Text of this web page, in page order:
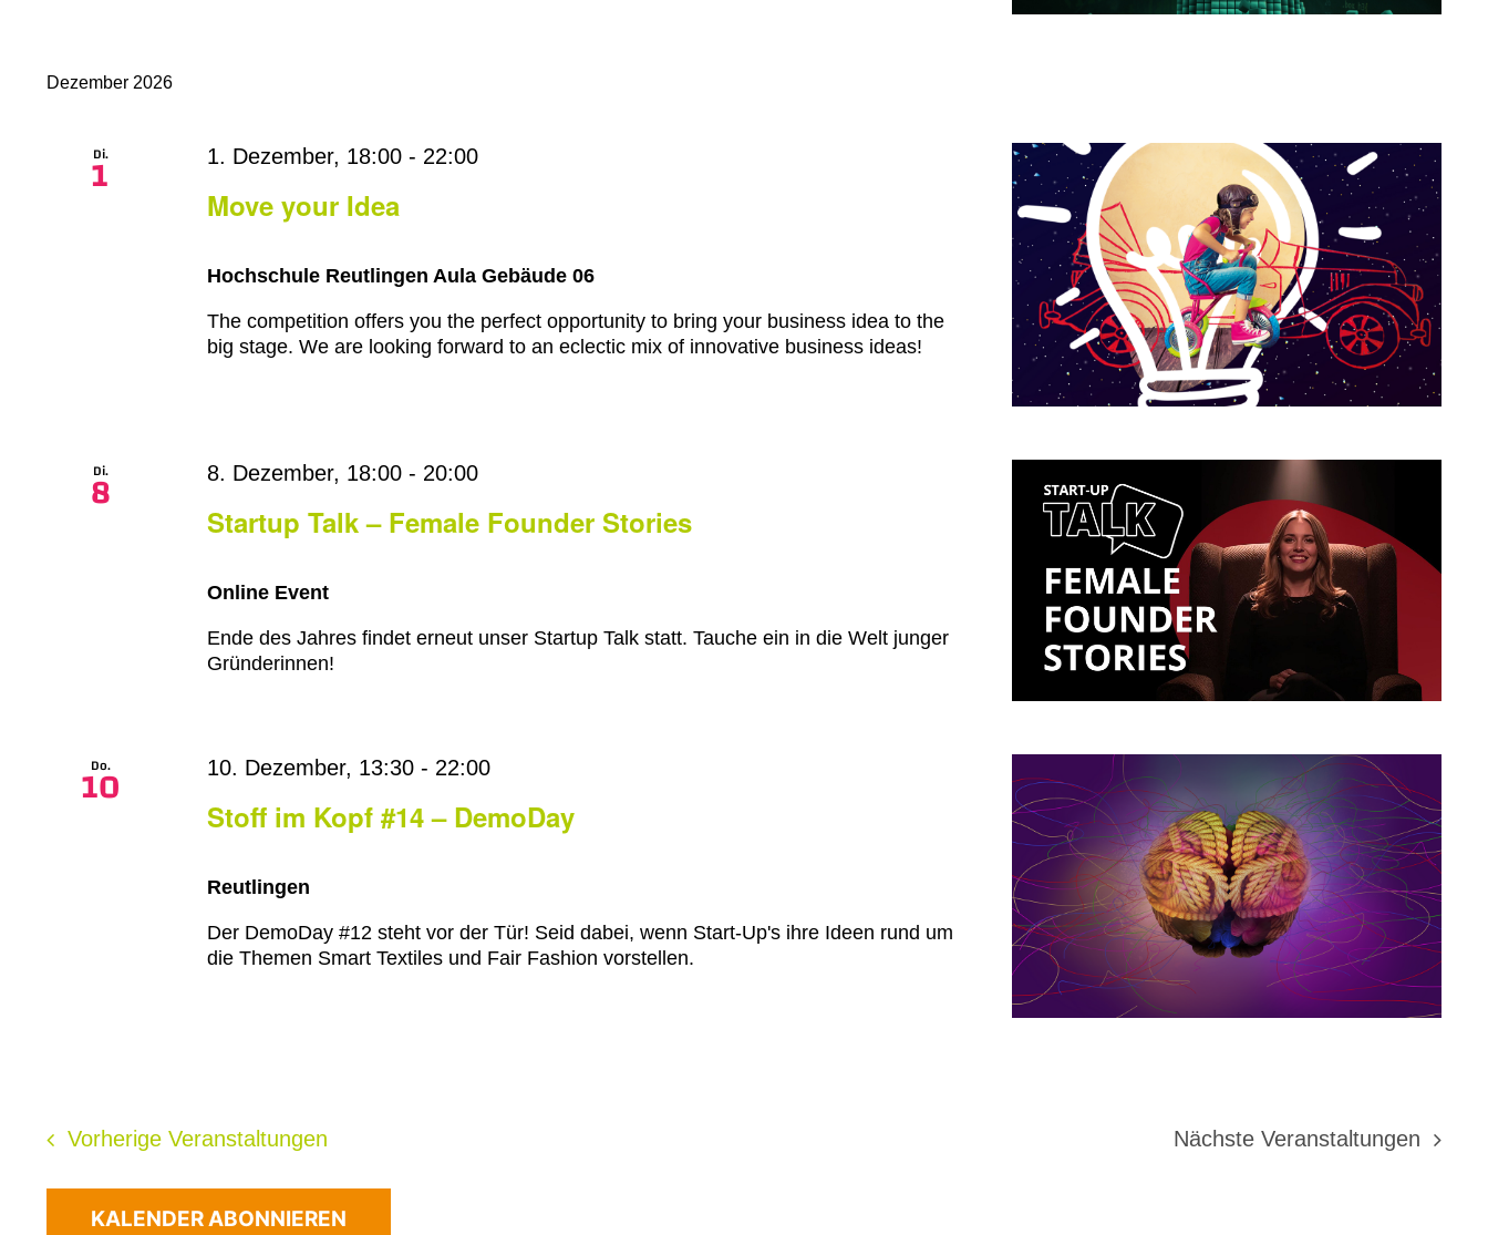
Dezember 2026
Di.
1 Move your Idea
1. Dezember, 18:00 - 22:00
Hochschule Reutlingen Aula Gebäude 06
The competition offers you the perfect opportunity to bring your business idea to the
big stage. We are looking forward to an eclectic mix of innovative business ideas!
Di.
8 Startup Talk – Female Founder Stories
8. Dezember, 18:00 - 20:00
Online Event
Ende des Jahres findet erneut unser Startup Talk statt. Tauche ein in die Welt junger
Gründerinnen!
Do.
10 Stoff im Kopf #14 – DemoDay
10. Dezember, 13:30 - 22:00
Reutlingen
Der DemoDay #12 steht vor der Tür! Seid dabei, wenn Start-Up's ihre Ideen rund um
die Themen Smart Textiles und Fair Fashion vorstellen.
Vorherige Veranstaltungen NächsteVeranstaltungen
KALENDER ABONNIEREN